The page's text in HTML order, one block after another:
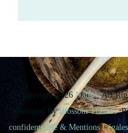
© Copyright 2026Natur'. All
Developed ByBlossom Themes.
confidentialité & Mentions Légales